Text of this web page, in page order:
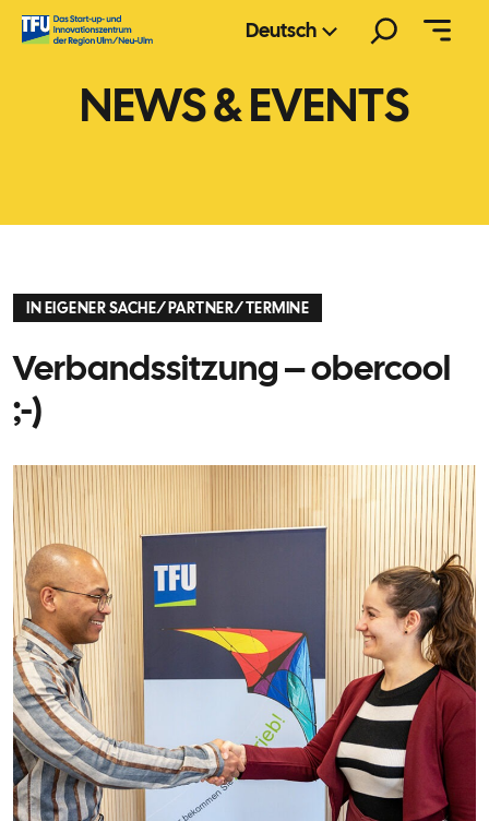
Zum
Inhalt
Deutsch
NEWS & EVENTS
IN EIGENER SACHE/PARTNER/TERMINE
Verbandssitzung – obercool
;-)